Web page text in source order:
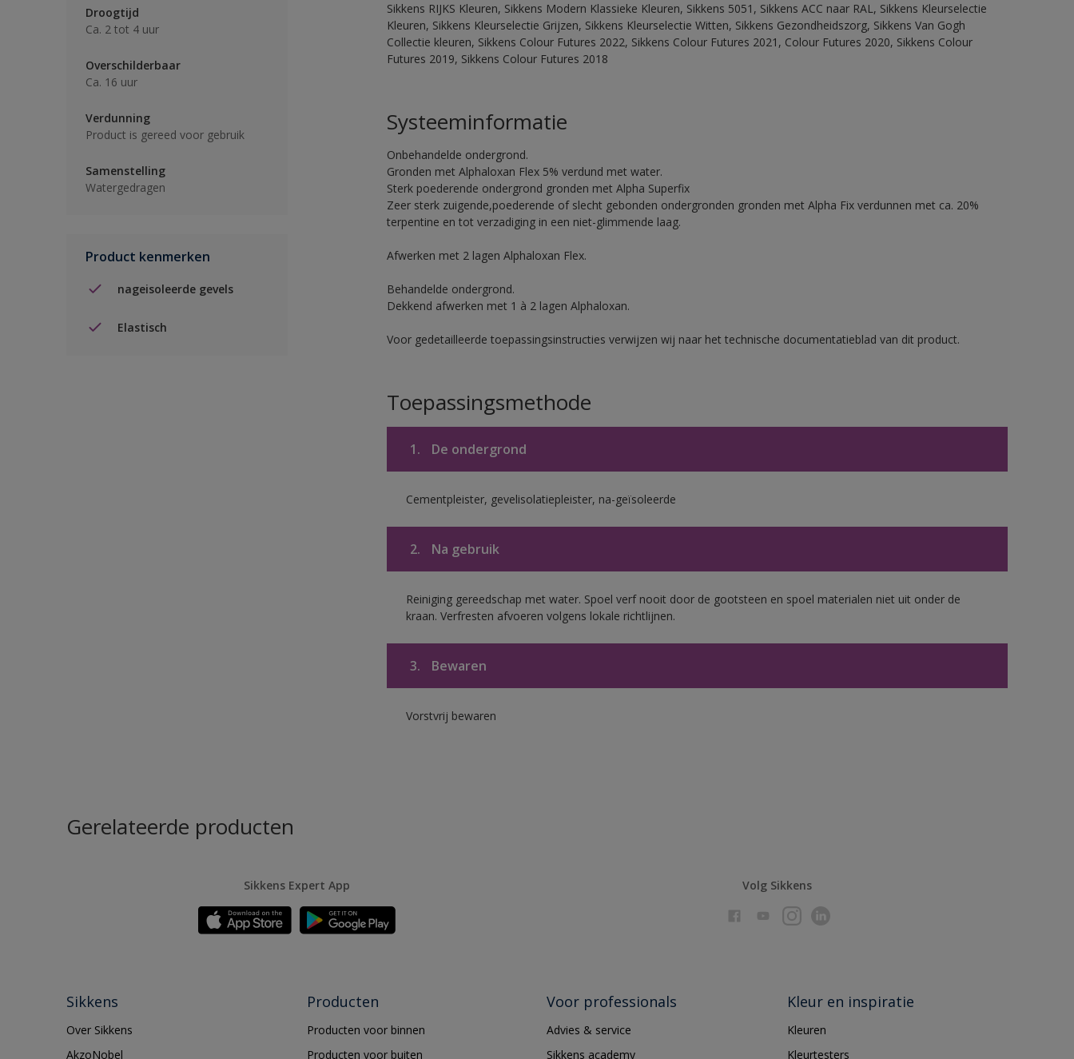
Droogtijd
Ca. 2 tot 4 uur
Overschilderbaar
Ca. 16 uur
Verdunning
Product is gereed voor gebruik
Samenstelling
Watergedragen
Product kenmerken
nageisoleerde gevels
Elastisch
Sikkens RIJKS Kleuren, Sikkens Modern Klassieke Kleuren, Sikkens 5051, Sikkens ACC naar RAL, Sikkens Kleurselectie
Kleuren, Sikkens Kleurselectie Grijzen, Sikkens Kleurselectie Witten, Sikkens Gezondheidszorg, Sikkens Van Gogh
Collectie kleuren, Sikkens Colour Futures 2022, Sikkens Colour Futures 2021, Colour Futures 2020, Sikkens Colour
Futures 2019, Sikkens Colour Futures 2018
Systeeminformatie
Onbehandelde ondergrond.
Gronden met Alphaloxan Flex 5% verdund met water.
Sterk poederende ondergrond gronden met Alpha Superfix
Zeer sterk zuigende,poederende of slecht gebonden ondergronden gronden met Alpha Fix verdunnen met ca. 20%
terpentine en tot verzadiging in een niet-glimmende laag.
Afwerken met 2 lagen Alphaloxan Flex.
Behandelde ondergrond.
Dekkend afwerken met 1 à 2 lagen Alphaloxan.
Voor gedetailleerde toepassingsinstructies verwijzen wij naar het technische documentatieblad van dit product.
Toepassingsmethode
1. De ondergrond
Cementpleister, gevelisolatiepleister, na-geïsoleerde
2. Na gebruik
Reiniging gereedschap met water. Spoel verf nooit door de gootsteen en spoel materialen niet uit onder de
kraan. Verfresten afvoeren volgens lokale richtlijnen.
3. Bewaren
Vorstvrij bewaren
Gerelateerde producten
Sikkens Expert App Volg Sikkens
Sikkens
Over Sikkens
AkzoNobel
Producten
Producten voor binnen
Producten voor buiten
Voor professionals
Advies & service
Sikkens academy
Kleur en inspiratie
Kleuren
Kleurtesters